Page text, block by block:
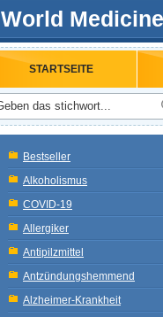
World
STARTSEITE
Bestseller
Alkoholismus
COVID-19
Allergiker
Antipilzmittel
Antzündungshemmend
Alzheimer-Krankheit